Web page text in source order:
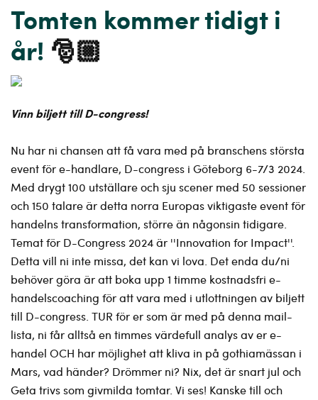
Tomten kommer tidigt i
år! 🎅🏼
Vinn biljett till D-congress!
Nu har ni chansen att få vara med på branschens största
event för e-handlare, D-congress i Göteborg 6-7/3 2024.
Med drygt 100 utställare och sju scener med 50 sessioner
och 150 talare är detta norra Europas viktigaste event för
handelns transformation, större än någonsin tidigare.
Temat för D-Congress 2024 är ''Innovation for Impact''.
Detta vill ni inte missa, det kan vi lova. Det enda du/ni
behöver göra är att boka upp 1 timme kostnadsfri e-
handelscoaching för att vara med i utlottningen av biljett
till D-congress. TUR för er som är med på denna mail-
lista, ni får alltså en timmes värdefull analys av er e-
handel OCH har möjlighet att kliva in på gothiamässan i
Mars, vad händer? Drömmer ni? Nix, det är snart jul och
Geta trivs som givmilda tomtar. Vi ses! Kanske till och